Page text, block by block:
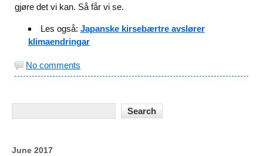
gjøre det vi kan. Så får vi se.
Les også: Japanske kirsebærtre avslører
klimaendringar
No comments
June 2017